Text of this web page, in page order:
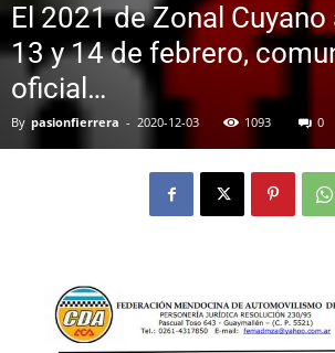
El 2021 de Zonal Cuyano
13 y 14 de febrero,
oficial…
By pasionfierrera - 2020-12-03 1093 0